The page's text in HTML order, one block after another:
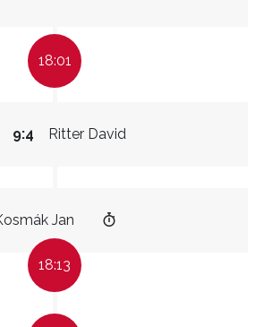
18:01
Ritter David
9:4
Jan
18:13